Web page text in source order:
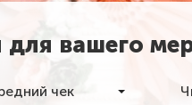
для вашего
чек